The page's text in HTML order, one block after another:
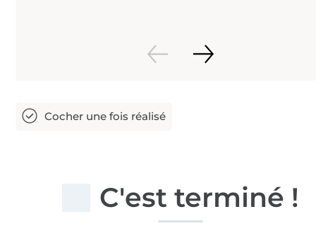
C'est terminé !